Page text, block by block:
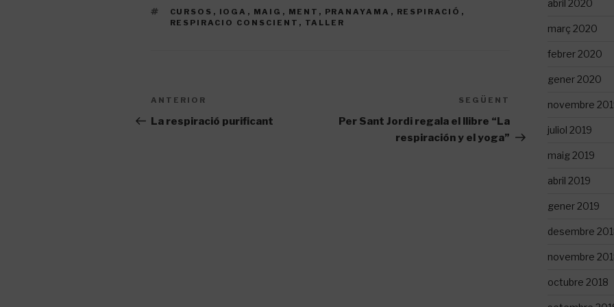
ETIQUETES
CURSOS , IOGA , MAIG , MENT , PRANAYAMA , RESPIRACIÓ ,
RESPIRACIO CONSCIENT , TALLER
Navegació
d'entrades
Entrada
anterior
ANTERIOR
La respiració purificant
Entrada
següent
SEGÜENT
Per Sant Jordi regala el llibre “La
respiración y el yoga”
abril 2020
març 2020
febrer 2020
gener 2020
novembre
juliol 2019
maig 2019
abril 2019
gener 2019
desembre
novembre
octubre 2018